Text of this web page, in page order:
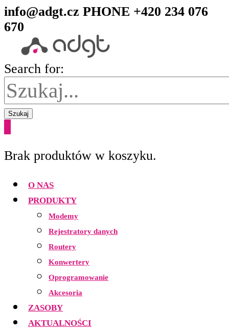
info@adgt.cz PHONE +420 234 076
670
Search for:
Szukaj
Brak produktów w koszyku.
O NAS
PRODUKTY
Modemy
Rejestratory danych
Routery
Konwertery
Oprogramowanie
Akcesoria
ZASOBY
AKTUALNOŚCI